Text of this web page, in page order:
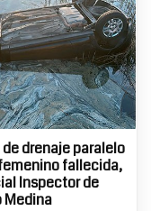
drenaje paralelo
fallecida,
Inspector de
Medina